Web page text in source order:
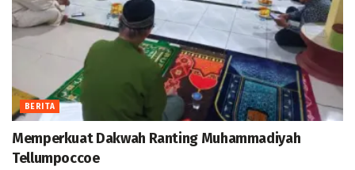
BERITA
Memperkuat Dakwah Ranting Muhammadiyah
Tellumpoccoe